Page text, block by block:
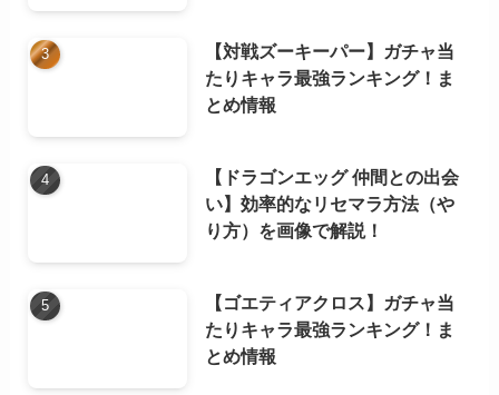
【対戦ズーキーパー】ガチャ当
たりキャラ最強ランキング！ま
とめ情報
【ドラゴンエッグ 仲間との出会
い】効率的なリセマラ方法（や
り方）を画像で解説！
【ゴエティアクロス】ガチャ当
たりキャラ最強ランキング！ま
とめ情報